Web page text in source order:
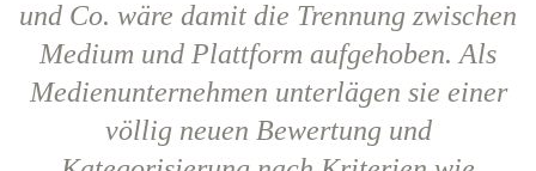
und Co. wäre damit die Trennung zwischen
Medium und Plattform aufgehoben. Als
Medienunternehmen unterlägen sie einer
völlig neuen Bewertung und